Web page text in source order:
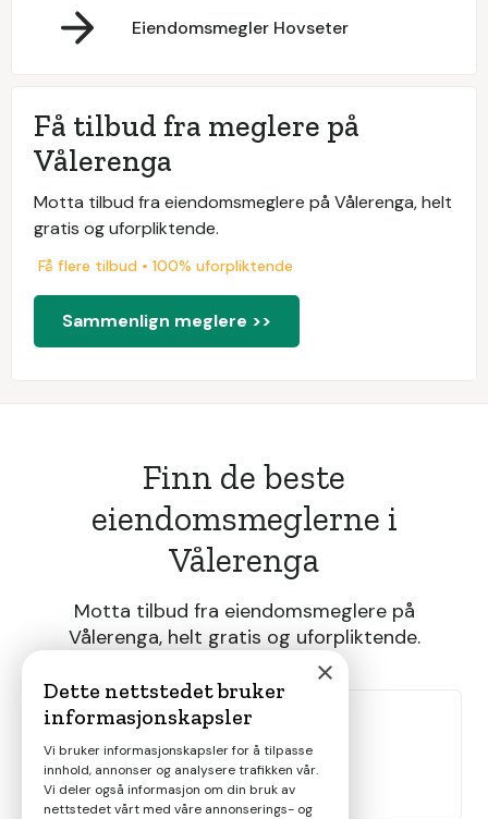
Eiendomsmegler Hovseter
Få tilbud fra meglere på
Vålerenga
Motta tilbud fra eiendomsmeglere på Vålerenga, helt
gratis og uforpliktende.
Få flere tilbud • 100% uforpliktende
Sammenlign meglere >>
Finn de beste
eiendomsmeglerne i
Vålerenga
Motta tilbud fra eiendomsmeglere på
Vålerenga, helt gratis og uforpliktende.
Selge bolig
×
Dette nettstedet bruker
informasjonskapsler
Vi bruker informasjonskapsler for å tilpasse
innhold, annonser og analysere trafikken vår.
Vi deler også informasjon om din bruk av
nettstedet vårt med våre annonserings- og